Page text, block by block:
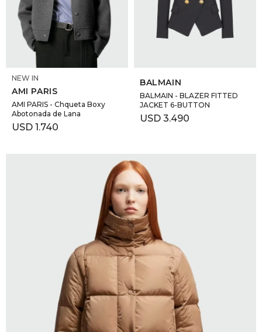
SELECCIONAR TALLE
NEW IN
AMI PARIS
AMI PARIS - Chqueta Boxy
Abotonada de Lana
USD 1.740
BALMAIN
BALMAIN - BLAZER FITTED
JACKET 6-BUTTON
USD 3.490